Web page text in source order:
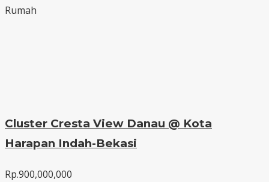
Rumah
Cluster Cresta View Danau @ Kota
Harapan Indah-Bekasi
Rp.900,000,000